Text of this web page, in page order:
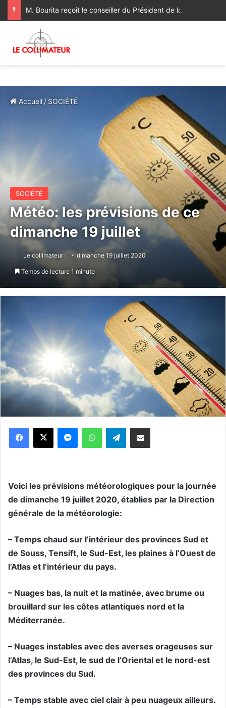
Accueil / SOCIÉTÉ
SOCIÉTÉ
Météo: les prévisions de ce
dimanche 19 juillet
Le collimateur dimanche 19 juillet 2020
Temps de lecture 1 minute
WhatsApp Telegram
Voici les prévisions météorologiques pour la journée
de dimanche 19 juillet 2020, établies par la Direction
générale de la météorologie:
– Temps chaud sur l’intérieur des provinces Sud et
de Souss, Tensift, le Sud-Est, les plaines à l’Ouest de
l’Atlas et l’intérieur du pays.
– Nuages bas, la nuit et la matinée, avec brume ou
brouillard sur les côtes atlantiques nord et la
Méditerranée.
– Nuages instables avec des averses orageuses sur
l’Atlas, le Sud-Est, le sud de l’Oriental et le nord-est
des provinces du Sud.
– Temps stable avec ciel clair à peu nuageux ailleurs.